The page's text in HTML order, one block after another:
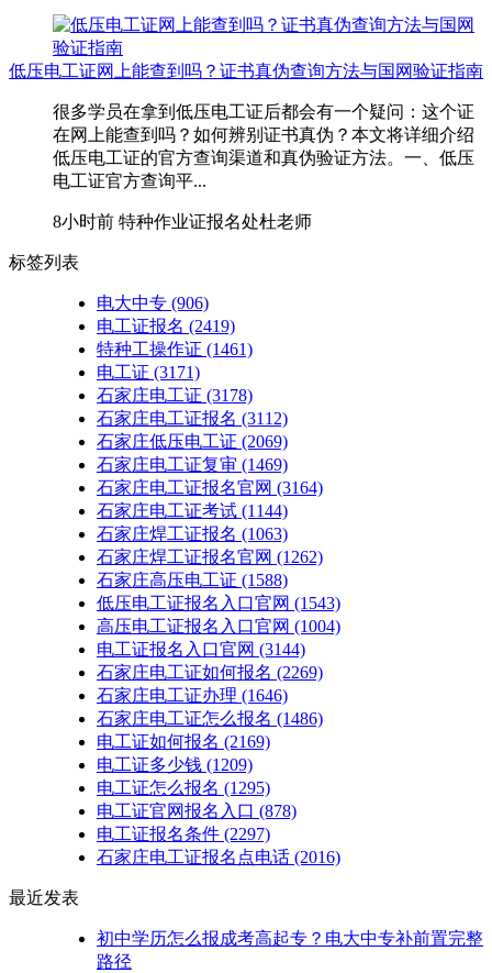
低压电工证网上能查到吗？证书真伪查询方法与国网验证指南
很多学员在拿到低压电工证后都会有一个疑问：这个证
在网上能查到吗？如何辨别证书真伪？本文将详细介绍
低压电工证的官方查询渠道和真伪验证方法。一、低压
电工证官方查询平...
8小时前 特种作业证报名处杜老师
标签列表
电大中专 (906)
电工证报名 (2419)
特种工操作证 (1461)
电工证 (3171)
石家庄电工证 (3178)
石家庄电工证报名 (3112)
石家庄低压电工证 (2069)
石家庄电工证复审 (1469)
石家庄电工证报名官网 (3164)
石家庄电工证考试 (1144)
石家庄焊工证报名 (1063)
石家庄焊工证报名官网 (1262)
石家庄高压电工证 (1588)
低压电工证报名入口官网 (1543)
高压电工证报名入口官网 (1004)
电工证报名入口官网 (3144)
石家庄电工证如何报名 (2269)
石家庄电工证办理 (1646)
石家庄电工证怎么报名 (1486)
电工证如何报名 (2169)
电工证多少钱 (1209)
电工证怎么报名 (1295)
电工证官网报名入口 (878)
电工证报名条件 (2297)
石家庄电工证报名点电话 (2016)
最近发表
初中学历怎么报成考高起专？电大中专补前置完整
路径